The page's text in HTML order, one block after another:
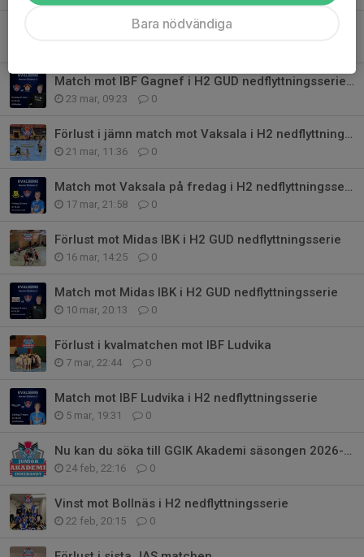
Match mot IBF Gagnef i H2 GUD nedflyttningsserie på onsdag
23 mar, 09:23 0
Förlust i jämn match mot Vaksala i H2 nedflyttningsserie
21 mar, 11:36 0
Match mot Vaksala på fredag i H2 nedflyttningsserie
17 mar, 21:58 0
Förlust mot Midas IBK i H2 GUD nedflyttningsserie
16 mar, 14:25 0
Match mot Midas IBK i H2 GUD nedflyttningsserie
10 mar, 20:13 0
Förlust i kvalmatchen mot IBF Ludvika
7 mar, 22:44 0
Match mot IBF Ludvika i H2 nedflyttningsserie
5 mar, 19:31 0
Nu kan du söka till GGIK Akademi säsongen 2026-27!
24 feb, 22:16 0
Vinst mot Bollnäs i H2 nedflyttningsserie
22 feb, 20:15 0
Bara nödvändiga